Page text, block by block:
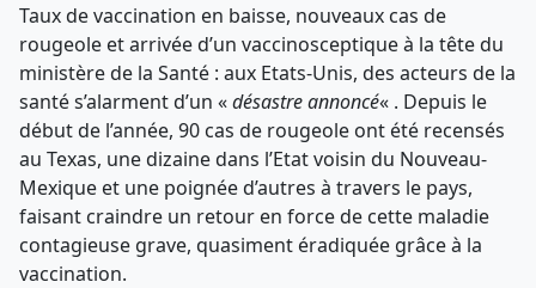
Taux de vaccination en baisse, nouveaux cas de
rougeole et arrivée d’un vaccinosceptique à la tête du
ministère de la Santé : aux Etats-Unis, des acteurs de la
santé s’alarment d’un «désastre annoncé« . Depuis le
début de l’année, 90 cas de rougeole ont été recensés
au Texas, une dizaine dans l’Etat voisin du Nouveau-
Mexique et une poignée d’autres à travers le pays,
faisant craindre un retour en force de cette maladie
contagieuse grave, quasiment éradiquée grâce à la
vaccination.